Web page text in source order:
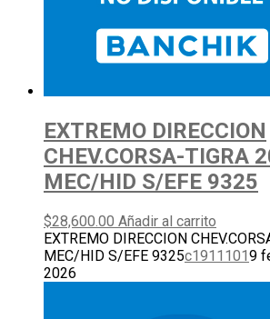
EXTREMO DIRECCION
CHEV.CORSA-TIGRA
MEC/HID S/EFE 9325
$28,600.00 Añadir al carrito
EXTREMO DIRECCION
MEC/HID S/EFE 9325c19111019
2026